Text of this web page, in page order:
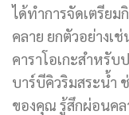
ได้ทำการจัดเตรียม
คลาย ยกตัวอย่างเ
คาราโอเกะสำหรับ
บาร์บีคิวริมสระน้ำ
ของคุณ รู้สึกผ่อนค